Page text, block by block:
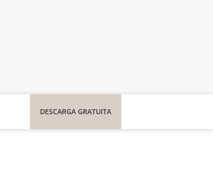
DESCARGA GRATUITA